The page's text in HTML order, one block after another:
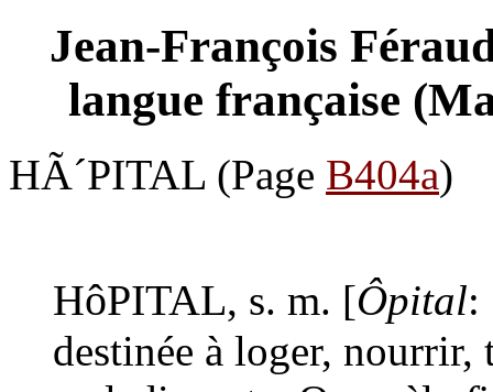
Jean-François
langue française
HÃ´PITAL (Page B404a)
HôPITAL, s. m. [Ôpital:
destinée à loger, nourrir,